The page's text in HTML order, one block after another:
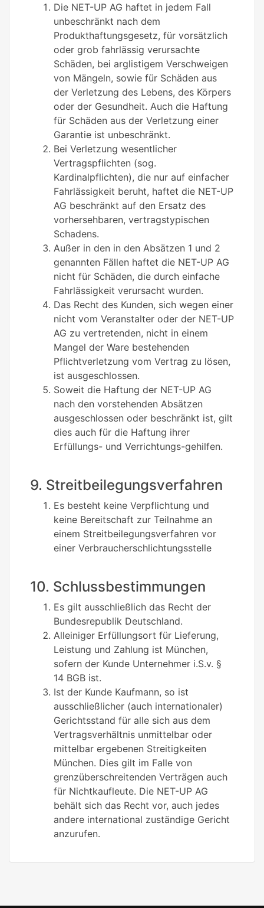
Die NET-UP AG haftet in jedem Fall
unbeschränkt nach dem
Produkthaftungsgesetz, für vorsätzlich
oder grob fahrlässig verursachte
Schäden, bei arglistigem Verschweigen
von Mängeln, sowie für Schäden aus
der Verletzung des Lebens, des Körpers
oder der Gesundheit. Auch die Haftung
für Schäden aus der Verletzung einer
Garantie ist unbeschränkt.
Bei Verletzung wesentlicher
Vertragspflichten (sog.
Kardinalpflichten), die nur auf einfacher
Fahrlässigkeit beruht, haftet die NET-UP
AG beschränkt auf den Ersatz des
vorhersehbaren, vertragstypischen
Schadens.
Außer in den in den Absätzen 1 und 2
genannten Fällen haftet die NET-UP AG
nicht für Schäden, die durch einfache
Fahrlässigkeit verursacht wurden.
Das Recht des Kunden, sich wegen einer
nicht vom Veranstalter oder der NET-UP
AG zu vertretenden, nicht in einem
Mangel der Ware bestehenden
Pflichtverletzung vom Vertrag zu lösen,
ist ausgeschlossen.
Soweit die Haftung der NET-UP AG
nach den vorstehenden Absätzen
ausgeschlossen oder beschränkt ist, gilt
dies auch für die Haftung ihrer
Erfüllungs- und Verrichtungs-gehilfen.
9. Streitbeilegungsverfahren
Es besteht keine Verpflichtung und
keine Bereitschaft zur Teilnahme an
einem Streitbeilegungsverfahren vor
einer Verbraucherschlichtungsstelle
10. Schlussbestimmungen
Es gilt ausschließlich das Recht der
Bundesrepublik Deutschland.
Alleiniger Erfüllungsort für Lieferung,
Leistung und Zahlung ist München,
sofern der Kunde Unternehmer i.S.v. §
14 BGB ist.
Ist der Kunde Kaufmann, so ist
ausschließlicher (auch internationaler)
Gerichtsstand für alle sich aus dem
Vertragsverhältnis unmittelbar oder
mittelbar ergebenen Streitigkeiten
München. Dies gilt im Falle von
grenzüberschreitenden Verträgen auch
für Nichtkaufleute. Die NET-UP AG
behält sich das Recht vor, auch jedes
andere international zuständige Gericht
anzurufen.